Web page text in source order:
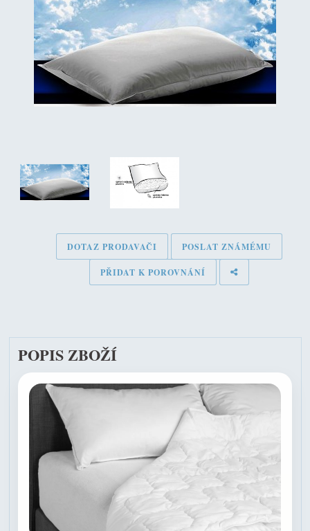
DOTAZ PRODAVAČI POSLAT ZNÁMÉMU
PŘIDAT K POROVNÁNÍ
POPIS ZBOŽÍ